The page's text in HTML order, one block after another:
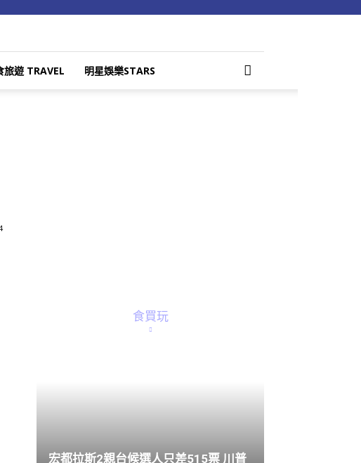
旅遊 TRAVEL 明星娛樂STARS
食買玩
宏都拉斯2親台候選人只差515票 川普